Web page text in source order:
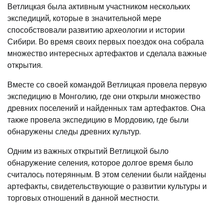
Ветлицкая была активным участником нескольких
экспедиций, которые в значительной мере
способствовали развитию археологии и истории
Сибири. Во время своих первых поездок она собрала
множество интересных артефактов и сделала важные
открытия.
Вместе со своей командой Ветлицкая провела первую
экспедицию в Монголию, где они открыли множество
древних поселений и найденных там артефактов. Она
также провела экспедицию в Мордовию, где были
обнаружены следы древних культур.
Одним из важных открытий Ветлицкой было
обнаружение селения, которое долгое время было
считалось потерянным. В этом селении были найдены
артефакты, свидетельствующие о развитии культуры и
торговых отношений в данной местности.